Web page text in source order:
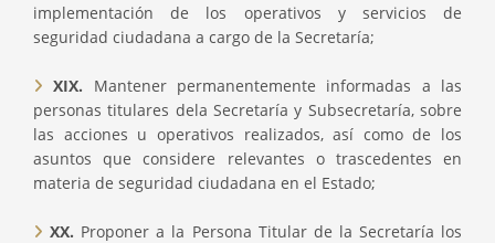
implementación de los operativos y servicios de
seguridad ciudadana a cargo de la Secretaría;
XIX. Mantener permanentemente informadas a las
personas titulares dela Secretaría y Subsecretaría, sobre
las acciones u operativos realizados, así como de los
asuntos que considere relevantes o trascedentes en
materia de seguridad ciudadana en el Estado;
XX. Proponer a la Persona Titular de la Secretaría los